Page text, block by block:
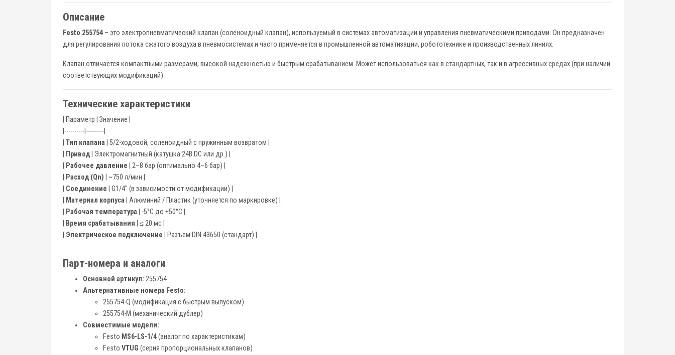
Описание
Festo 255754 – это электропневматический клапан (соленоидный клапан), используемый в системах автоматизации и управления пневматическими приводами. Он предназначен
для регулирования потока сжатого воздуха в пневмосистемах и часто применяется в промышленной автоматизации, робототехнике и производственных линиях.
Клапан отличается компактными размерами, высокой надежностью и быстрым срабатыванием. Может использоваться как в стандартных, так и в агрессивных средах (при наличии
соответствующих модификаций).
Технические характеристики
| Параметр | Значение |
|----------|---------|
Тип клапана | 5/2-ходовой, соленоидный с пружинным возвратом |
Привод | Электромагнитный (катушка 24В DC или др.) |
Рабочее давление | 2–8 бар (оптимально 4–6 бар) |
Расход (Qn) | ~750 л/мин |
Соединение | G1/4" (в зависимости от модификации) |
Материал корпуса | Алюминий / Пластик (уточняется по маркировке) |
Рабочая температура | -5°C до +50°C |
Время срабатывания | ≤ 20 мс |
Электрическое подключение | Разъем DIN 43650 (стандарт) |
Парт-номера и аналоги
Основной артикул: 255754
Альтернативные номера Festo:
255754-Q (модификация с быстрым выпуском)
255754-M (механический дублер)
Совместимые модели:
Festo MS6-LS-1/4(аналог по характеристикам)
Festo VTUG (серия пропорциональных клапанов)